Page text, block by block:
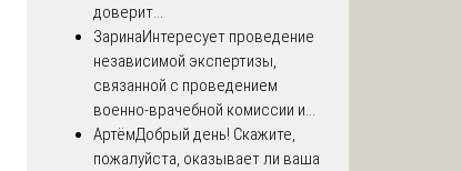
доверит...
ЗаринаИнтересует проведение
независимой экспертизы,
связанной с проведением
военно-врачебной комиссии и...
АртёмДобрый день! Скажите,
пожалуйста, оказывает ли ваша